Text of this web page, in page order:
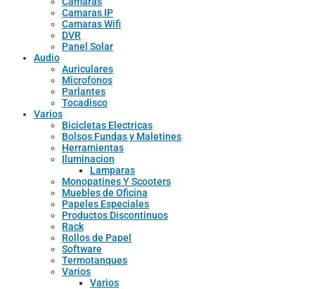
Camaras IP
Camaras Wifi
DVR
Panel Solar
Audio
Auriculares
Microfonos
Parlantes
Tocadisco
Varios
Bicicletas Electricas
Bolsos Fundas y Maletines
Herramientas
Iluminacion
Lamparas
Monopatines Y Scooters
Muebles de Oficina
Papeles Especiales
Productos Discontinuos
Rack
Rollos de Papel
Software
Termotanques
Varios
Varios